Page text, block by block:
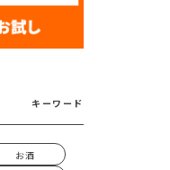
キーワード
お酒